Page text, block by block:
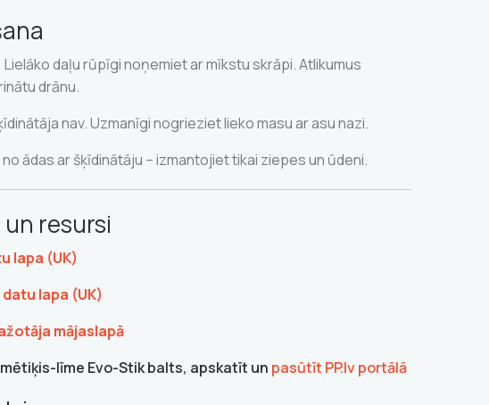
Lielāko daļu rūpīgi noņemiet ar mīkstu skrāpi. Atlikumus
drānu.
nav. Uzmanīgi nogrieziet lieko masu ar asu nazi.
ādas ar šķīdinātāju – izmantojiet tikai ziepes un ūdeni.
resursi
lapa (UK)
lapa (UK)
mājaslapā
līme Evo-Stik balts, apskatīt un pasūtīt PP.lv portālā